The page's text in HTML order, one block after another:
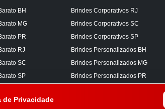
BH
MG
PR
RJ
SC
SP
MG
Brindes Corporativos RJ
Brindes Corporativos SC
Brindes Corporativos SP
Brindes Personalizados BH
Brindes Personalizados MG
Brindes Personalizados PR
de Privacidade